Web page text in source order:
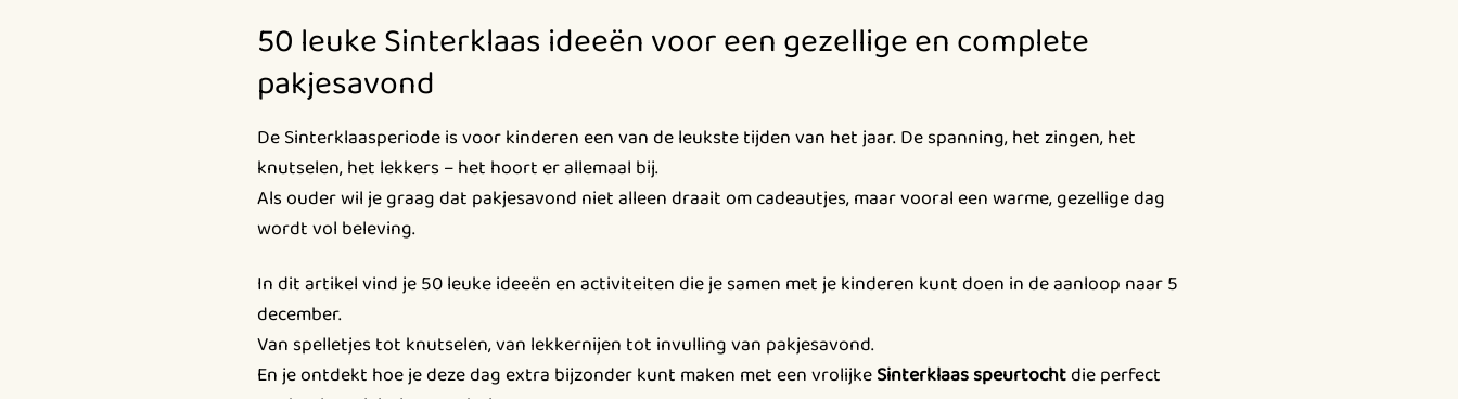
50 leuke Sinterklaas ideeën voor een gezellige en complete
pakjesavond
De Sinterklaasperiode is voor kinderen een van de leukste tijden van het jaar. De spanning, het zingen, het
knutselen, het lekkers – het hoort er allemaal bij.
Als ouder wil je graag dat pakjesavond niet alleen draait om cadeautjes, maar vooral een warme, gezellige dag
wordt vol beleving.
In dit artikel vind je 50 leuke ideeën en activiteiten die je samen met je kinderen kunt doen in de aanloop naar 5
december.
Van spelletjes tot knutselen, van lekkernijen tot invulling van pakjesavond.
En je ontdekt hoe je deze dag extra bijzonder kunt maken met een vrolijkeSinterklaas speurtochtdie perfect